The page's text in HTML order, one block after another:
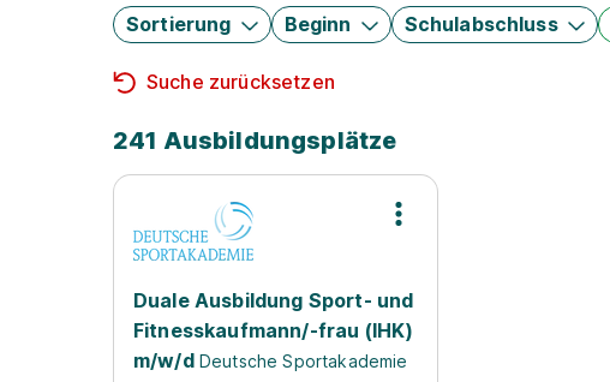
Sortierung Beginn Schulabschluss
Suche zurücksetzen
241 Ausbildungsplätze
Duale Ausbildung Sport- und
Fitnesskaufmann/-frau (IHK)
m/w/d Deutsche Sportakademie